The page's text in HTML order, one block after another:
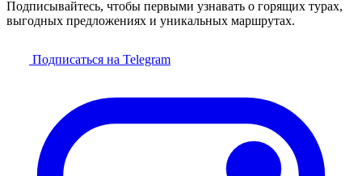
Подписывайтесь, чтобы первыми узнавать о горящих турах,
выгодных предложениях и уникальных маршрутах.
Подписаться на Telegram